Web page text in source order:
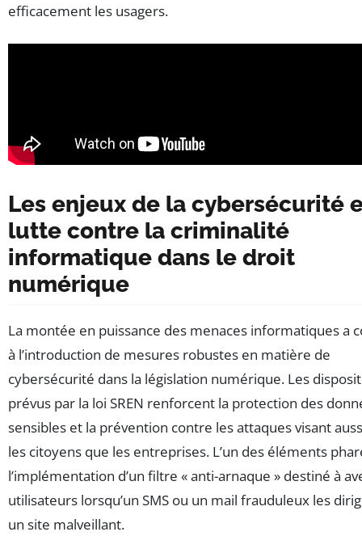
efficacement les usagers.
Les enjeux de la cybersécurité
lutte contre la criminalité
informatique dans le droit
numérique
La montée en puissance des menaces informatiques a
à l’introduction de mesures robustes en matière de
cybersécurité dans la législation numérique. Les
prévus par la loi SREN renforcent la protection des
sensibles et la prévention contre les attaques visant
les citoyens que les entreprises. L’un des éléments
l’implémentation d’un filtre « anti-arnaque » destiné à
utilisateurs lorsqu’un SMS ou un mail frauduleux les
un site malveillant.